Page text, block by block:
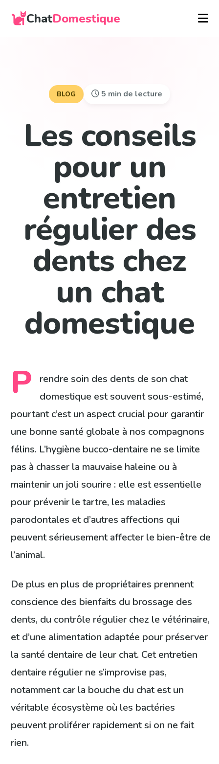
ChatDomestique
BLOG 5 min de lecture
Les conseils
pour un
entretien
régulier des
dents chez
un chat
domestique
P
rendre soin des dents de son chat
domestique est souvent sous-estimé,
pourtant c’est un aspect crucial pour garantir
une bonne santé globale à nos compagnons
félins. L’hygiène bucco-dentaire ne se limite
pas à chasser la mauvaise haleine ou à
maintenir un joli sourire : elle est essentielle
pour prévenir le tartre, les maladies
parodontales et d’autres affections qui
peuvent sérieusement affecter le bien-être de
l’animal.
De plus en plus de propriétaires prennent
conscience des bienfaits du brossage des
dents, du contrôle régulier chez le vétérinaire,
et d’une alimentation adaptée pour préserver
la santé dentaire de leur chat. Cet entretien
dentaire régulier ne s’improvise pas,
notamment car la bouche du chat est un
véritable écosystème où les bactéries
peuvent proliférer rapidement si on ne fait
rien.